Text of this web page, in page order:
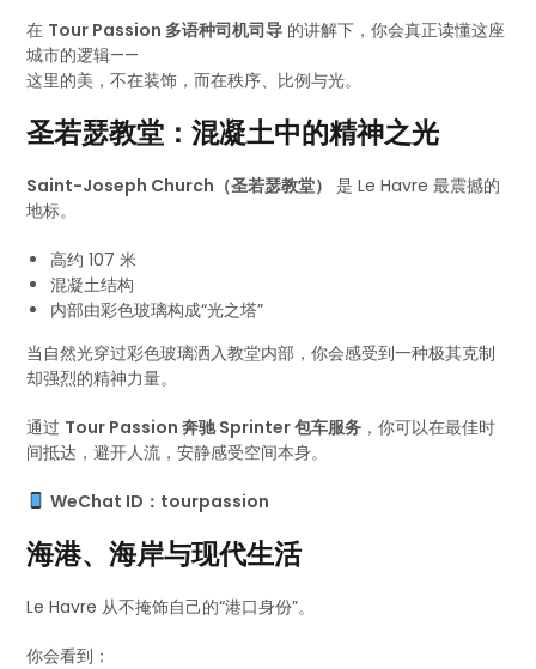
在 Tour Passion 多语种司机司导 的讲解下，你会真正读懂这座
城市的逻辑——
这里的美，不在装饰，而在秩序、比例与光。
圣若瑟教堂：混凝土中的精神之光
Saint-Joseph Church（圣若瑟教堂） 是 Le Havre 最震撼的
地标。
高约 107 米
混凝土结构
内部由彩色玻璃构成“光之塔”
当自然光穿过彩色玻璃洒入教堂内部，你会感受到一种极其克制
却强烈的精神力量。
通过 Tour Passion 奔驰 Sprinter 包车服务 ，你可以在最佳时
间抵达，避开人流，安静感受空间本身。
WeChat ID：tourpassion
海港、海岸与现代生活
Le Havre 从不掩饰自己的“港口身份”。
你会看到：